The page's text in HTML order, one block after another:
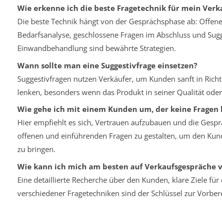
Wie erkenne ich die beste Fragetechnik für mein
Die beste Technik hängt von der Gesprächsphase ab:
Bedarfsanalyse, geschlossene Fragen im Abschluss und
Einwandbehandlung sind bewährte Strategien.
Wann sollte man eine Suggestivfrage einsetzen?
Suggestivfragen nutzen Verkäufer, um Kunden sanft in
lenken, besonders wenn das Produkt in seiner Qualität
Wie gehe ich mit einem Kunden um, der keine
Hier empfiehlt es sich, Vertrauen aufzubauen und die
offenen und einführenden Fragen zu gestalten, um den
zu bringen.
Wie kann ich mich am besten auf Verkaufsgespräche
Eine detaillierte Recherche über den Kunden, klare Ziele
verschiedener Fragetechniken sind der Schlüssel zur